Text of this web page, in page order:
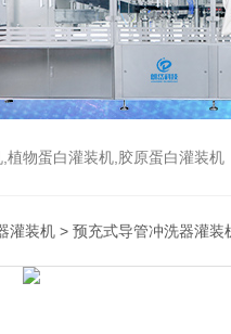
植物蛋白灌装机,胶原蛋白灌装机
灌装机 > 预充式导管冲洗器灌装